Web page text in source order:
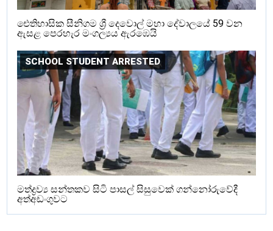
ඓතිහාසික සීනිගම ශ්‍රී දෙවොල් මහා දේවාලයේ 59 වන
ඇසළ පෙරහැර මංගල්‍යය ඇරඹෙයි
SCHOOL STUDENT ARRESTED
මත්ද්‍රව්‍ය සන්තකව සිටි පාසල් සිසුවෙක් ගන්නෝරුවේදී
අත්අඩංගුවට